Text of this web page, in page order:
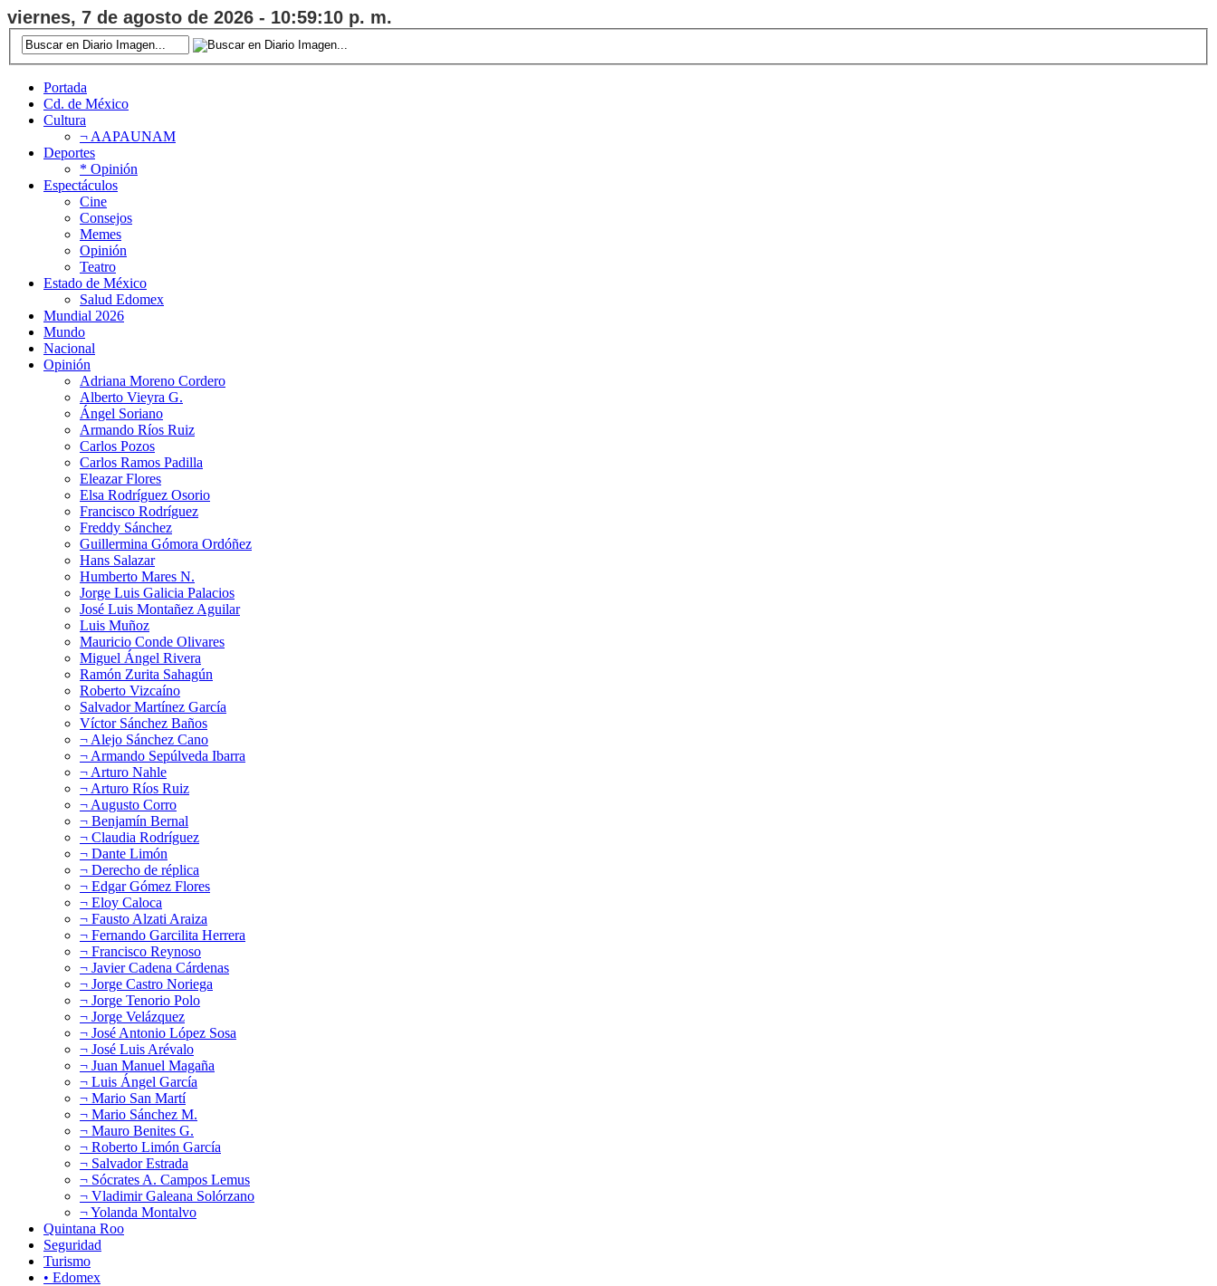
viernes, 7 de agosto de 2026 - 10:59:11 p. m.
Portada
Cd. de México
Cultura
¬ AAPAUNAM
Deportes
* Opinión
Espectáculos
Cine
Consejos
Memes
Opinión
Teatro
Estado de México
Salud Edomex
Mundial 2026
Mundo
Nacional
Opinión
Adriana Moreno Cordero
Alberto Vieyra G.
Ángel Soriano
Armando Ríos Ruiz
Carlos Pozos
Carlos Ramos Padilla
Eleazar Flores
Elsa Rodríguez Osorio
Francisco Rodríguez
Freddy Sánchez
Guillermina Gómora Ordóñez
Hans Salazar
Humberto Mares N.
Jorge Luis Galicia Palacios
José Luis Montañez Aguilar
Luis Muñoz
Mauricio Conde Olivares
Miguel Ángel Rivera
Ramón Zurita Sahagún
Roberto Vizcaíno
Salvador Martínez García
Víctor Sánchez Baños
¬ Alejo Sánchez Cano
¬ Armando Sepúlveda Ibarra
¬ Arturo Nahle
¬ Arturo Ríos Ruiz
¬ Augusto Corro
¬ Benjamín Bernal
¬ Claudia Rodríguez
¬ Dante Limón
¬ Derecho de réplica
¬ Edgar Gómez Flores
¬ Eloy Caloca
¬ Fausto Alzati Araiza
¬ Fernando Garcilita Herrera
¬ Francisco Reynoso
¬ Javier Cadena Cárdenas
¬ Jorge Castro Noriega
¬ Jorge Tenorio Polo
¬ Jorge Velázquez
¬ José Antonio López Sosa
¬ José Luis Arévalo
¬ Juan Manuel Magaña
¬ Luis Ángel García
¬ Mario San Martí
¬ Mario Sánchez M.
¬ Mauro Benites G.
¬ Roberto Limón García
¬ Salvador Estrada
¬ Sócrates A. Campos Lemus
¬ Vladimir Galeana Solórzano
¬ Yolanda Montalvo
Quintana Roo
Seguridad
Turismo
• Edomex